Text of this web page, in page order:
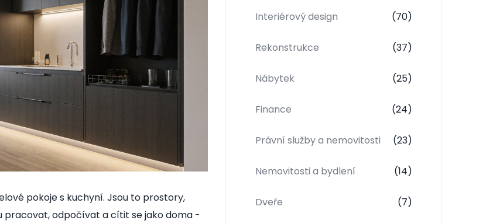
pokoje s kuchyní. Jsou to prostory,
pracovat, odpočívat a cítit se jako doma -
Interiérový design (70)
Rekonstrukce (37)
Nábytek (25)
Finance (24)
Právní služby a nemovitosti (23)
Nemovitosti a bydlení (14)
Dveře (7)